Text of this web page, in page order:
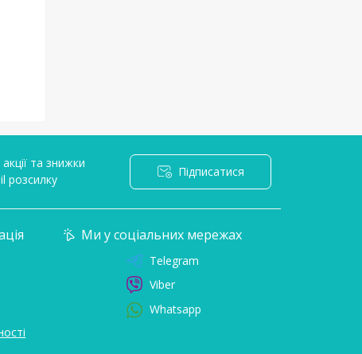
та знижки
розсилку
Підписатися
Ми у соціальних мережах
Telegram
Viber
Whatsapp